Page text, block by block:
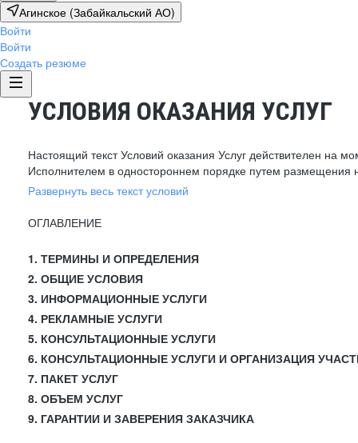
Агинское (Забайкальский АО)
Войти
Войти
Создать резюме
УСЛОВИЯ ОКАЗАНИЯ УСЛУГ
Настоящий текст Условий оказания Услуг действителен на
Исполнителем в одностороннем порядке путем размещения
Развернуть весь текст условий
ОГЛАВЛЕНИЕ
1. ТЕРМИНЫ И ОПРЕДЕЛЕНИЯ
2. ОБЩИЕ УСЛОВИЯ
3. ИНФОРМАЦИОННЫЕ УСЛУГИ
4. РЕКЛАМНЫЕ УСЛУГИ
5. КОНСУЛЬТАЦИОННЫЕ УСЛУГИ
6. КОНСУЛЬТАЦИОННЫЕ УСЛУГИ И ОРГАНИЗАЦИЯ
7. ПАКЕТ УСЛУГ
8. ОБЪЕМ УСЛУГ
9. ГАРАНТИИ И ЗАВЕРЕНИЯ ЗАКАЗЧИКА